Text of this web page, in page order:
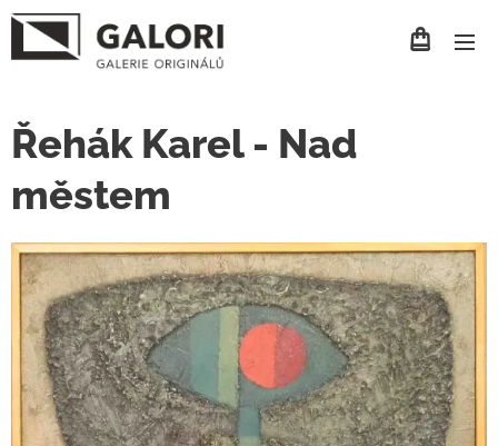
Řehák Karel - Nad
městem